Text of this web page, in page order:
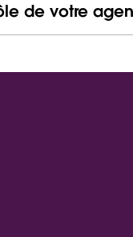
de votre